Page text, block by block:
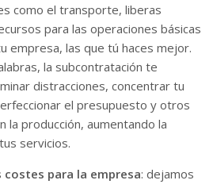
como el transporte, liberas
para las operaciones básicas
empresa, las que tú haces mejor.
la subcontratación te
distracciones, concentrar tu
el presupuesto y otros
la producción, aumentando la
servicios.
costes para la empresa: dejamos